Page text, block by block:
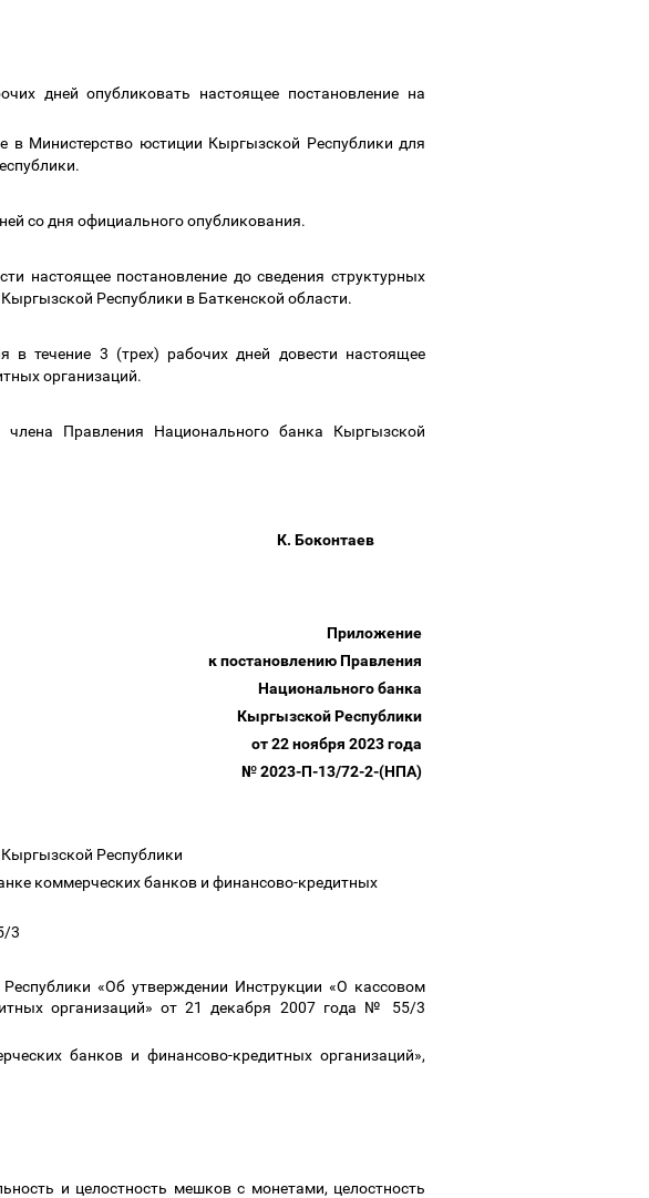
дней опубликовать настоящее постановление на
в Министерство юстиции Кыргызской Республики для
со дня официального опубликования.
настоящее постановление до сведения структурных
Республики в Баткенской области.
в течение 3 (трех) рабочих дней довести настоящее
организаций.
Правления Национального банка Кыргызской
Приложение
к постановлению Правления
Национального банка
Кыргызской Республики
от 22 ноября 2023 года
№ 2023-П-13/72-2-(НПА)
Республики
коммерческих банков и финансово-кредитных
3
«Об утверждении Инструкции «О кассовом
организаций» от 21 декабря 2007 года № 55/3
банков и финансово-кредитных организаций»,
и целостность мешков с монетами, целостность